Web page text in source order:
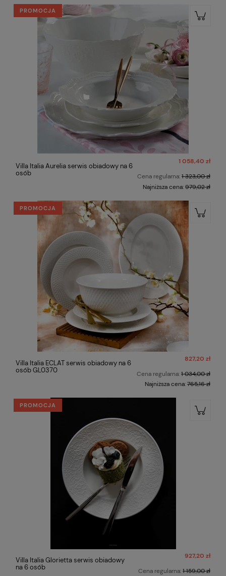
Villa Italia Aurelia serwis obiadowy na 6
osób
1 058,40 zł
Cena regularna:1 323,00 zł
Najniższa cena:979,02 zł
PROMOCJA
Villa Italia ECLAT serwis obiadowy na 6
osób GL0370
827,20 zł
Cena regularna:1 034,00 zł
Najniższa cena:765,16 zł
PROMOCJA
Villa Italia Glorietta serwis obiadowy
na 6 osób
927,20 zł
Cena regularna:1 159,00 zł
PROMOCJA